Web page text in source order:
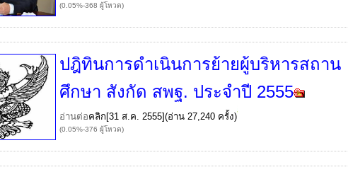
(0.05%-368 ผู้โหวต)
ปฎิทินการดำเนินการย้ายผู้บริหารสถาน
ศึกษา สังกัด สพฐ. ประจำปี 2555
อ่านต่อคลิก[31 ส.ค. 2555](อ่าน 27,240 ครั้ง)
(0.05%-376 ผู้โหวต)